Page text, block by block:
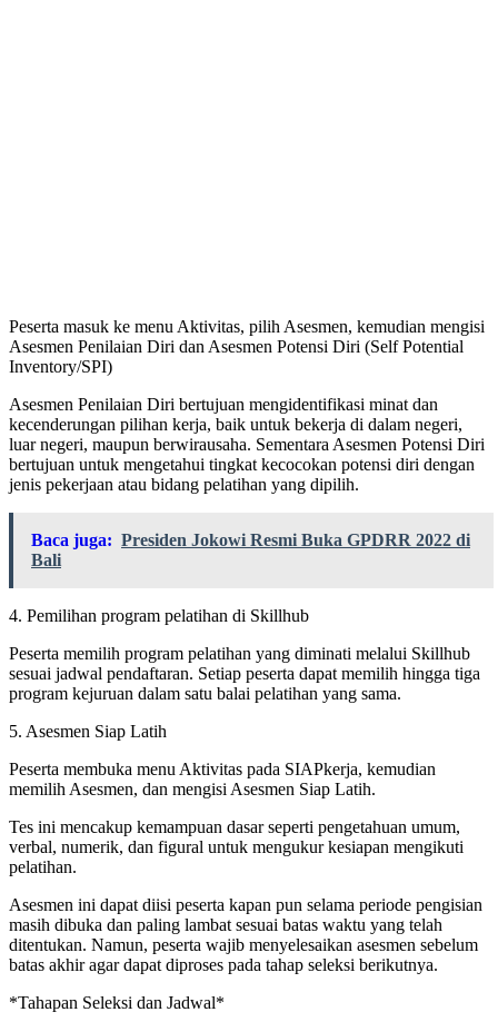
Peserta masuk ke menu Aktivitas, pilih Asesmen, kemudian mengisi
Asesmen Penilaian Diri dan Asesmen Potensi Diri (Self Potential
Inventory/SPI)
Asesmen Penilaian Diri bertujuan mengidentifikasi minat dan
kecenderungan pilihan kerja, baik untuk bekerja di dalam negeri,
luar negeri, maupun berwirausaha. Sementara Asesmen Potensi Diri
bertujuan untuk mengetahui tingkat kecocokan potensi diri dengan
jenis pekerjaan atau bidang pelatihan yang dipilih.
Baca juga: Presiden Jokowi Resmi Buka GPDRR 2022 di
Bali
4. Pemilihan program pelatihan di Skillhub
Peserta memilih program pelatihan yang diminati melalui Skillhub
sesuai jadwal pendaftaran. Setiap peserta dapat memilih hingga tiga
program kejuruan dalam satu balai pelatihan yang sama.
5. Asesmen Siap Latih
Peserta membuka menu Aktivitas pada SIAPkerja, kemudian
memilih Asesmen, dan mengisi Asesmen Siap Latih.
Tes ini mencakup kemampuan dasar seperti pengetahuan umum,
verbal, numerik, dan figural untuk mengukur kesiapan mengikuti
pelatihan.
Asesmen ini dapat diisi peserta kapan pun selama periode pengisian
masih dibuka dan paling lambat sesuai batas waktu yang telah
ditentukan. Namun, peserta wajib menyelesaikan asesmen sebelum
batas akhir agar dapat diproses pada tahap seleksi berikutnya.
*Tahapan Seleksi dan Jadwal*